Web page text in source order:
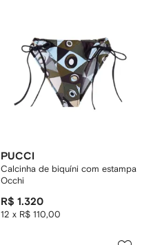
PUCCI
Calcinha de biquíni com estampa
Occhi
R$ 1.320
12 x R$ 110,00